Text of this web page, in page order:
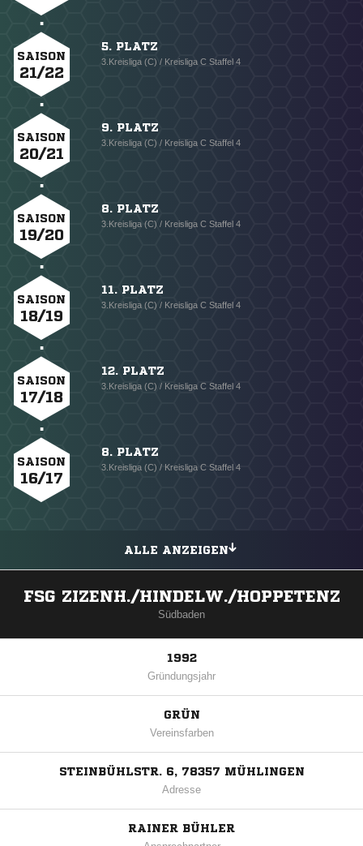
SAISON
21/22
5. PLATZ
3.Kreisliga (C) / Kreisliga C Staffel 4
SAISON
20/21
9. PLATZ
3.Kreisliga (C) / Kreisliga C Staffel 4
SAISON
19/20
8. PLATZ
3.Kreisliga (C) / Kreisliga C Staffel 4
SAISON
18/19
11. PLATZ
3.Kreisliga (C) / Kreisliga C Staffel 4
SAISON
17/18
12. PLATZ
3.Kreisliga (C) / Kreisliga C Staffel 4
SAISON
16/17
8. PLATZ
3.Kreisliga (C) / Kreisliga C Staffel 4
ALLE ANZEIGEN
FSG ZIZENH./HINDELW./HOPPETENZ
Südbaden
1992
Gründungsjahr
GRÜN
Vereinsfarben
STEINBÜHLSTR. 6, 78357 MÜHLINGEN
Adresse
RAINER BÜHLER